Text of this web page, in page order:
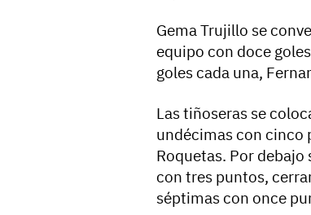
Gema Trujillo se
equipo con doce
goles cada una,
Las tiñoseras se
undécimas con cinco
Roquetas. Por
con tres puntos,
séptimas con once